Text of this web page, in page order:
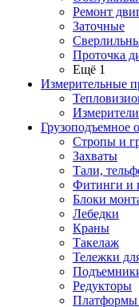
Ремонт
Заточные
Проточка
Ещё 1
Измерительные
Измерители
Грузоподъемное
Стропы и
Захваты
Тали,
Фитинги и
Блоки
Лебедки
Краны
Такелаж
Тележки
Редукторы
Платформы